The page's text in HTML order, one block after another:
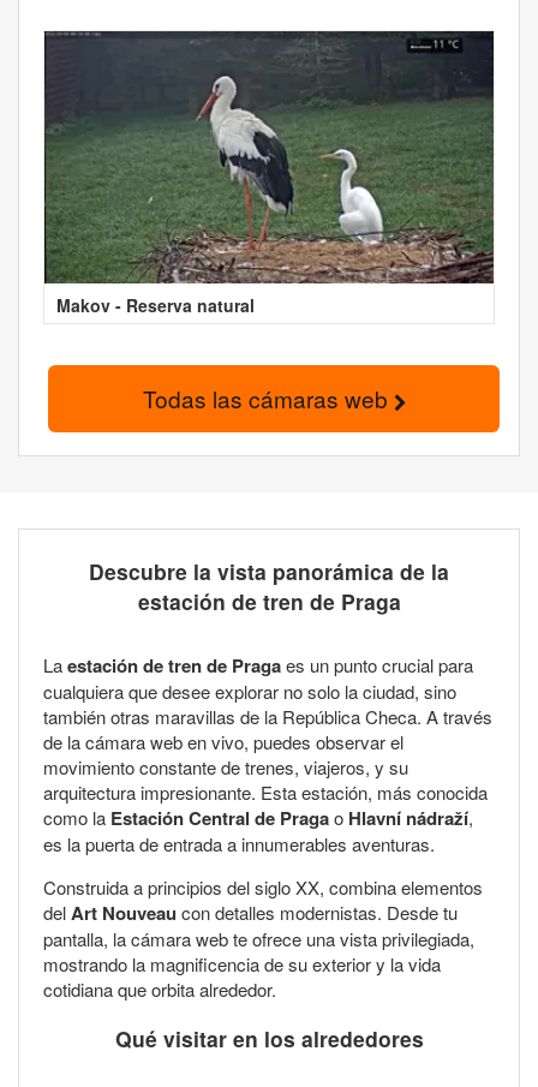
Makov - Reserva natural
Todas las cámaras web
Descubre la vista panorámica de la
estación de tren de Praga
Laestación de tren de Pragaes un punto crucial para
cualquiera que desee explorar no solo la ciudad, sino
también otras maravillas de la República Checa. A través
de la cámara web en vivo, puedes observar el
movimiento constante de trenes, viajeros, y su
arquitectura impresionante. Esta estación, más conocida
como la Estación Central de Pragao Hlavní nádraží,
es la puerta de entrada a innumerables aventuras.
Construida a principios del siglo XX, combina elementos
delArt Nouveau con detalles modernistas. Desde tu
pantalla, la cámara web te ofrece una vista privilegiada,
mostrando la magnificencia de su exterior y la vida
cotidiana que orbita alrededor.
Qué visitar en los alrededores